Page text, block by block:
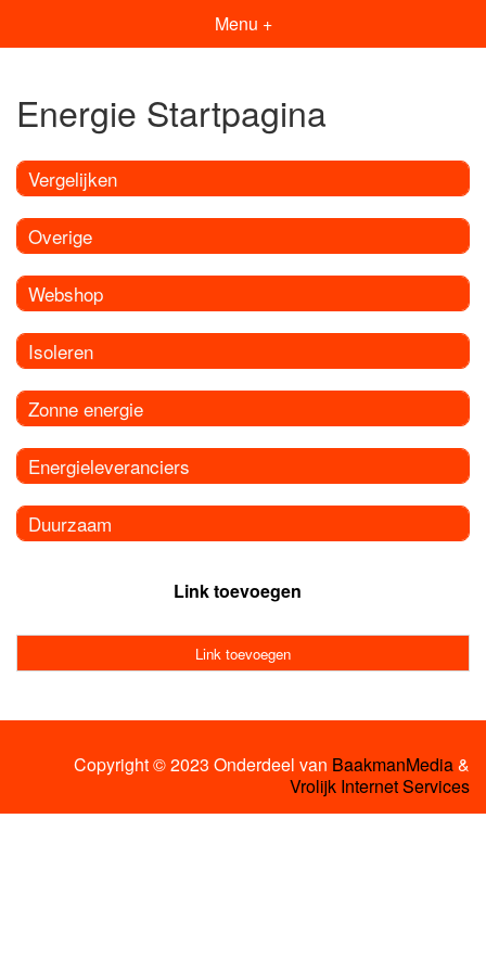
Menu +
Energie Startpagina
Vergelijken
Overige
Webshop
Isoleren
Zonne energie
Energieleveranciers
Duurzaam
Link toevoegen
Link toevoegen
Copyright © 2023 Onderdeel van BaakmanMedia&
Vrolijk Internet Services